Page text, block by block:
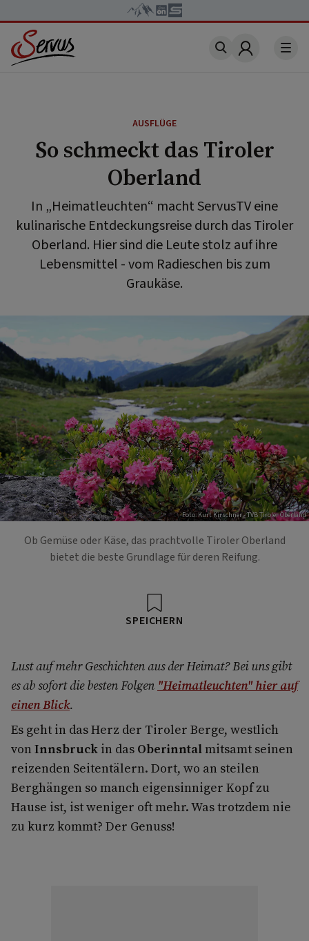
Account
AUSFLÜGE
So schmeckt das Tiroler
Oberland
In „Heimatleuchten“ macht ServusTV eine
kulinarische Entdeckungsreise durch das Tiroler
Oberland. Hier sind die Leute stolz auf ihre
Lebensmittel - vom Radieschen bis zum
Graukäse.
Foto: Kurt Kirschner - TVB Tiroler Oberland
Ob Gemüse oder Käse, das prachtvolle Tiroler Oberland
bietet die beste Grundlage für deren Reifung.
SPEICHERN
Lust auf mehr Geschichten aus der Heimat? Bei uns gibt
es ab sofort die besten Folgen "Heimatleuchten"hier auf
einen Blick.
Es geht in das Herz der Tiroler Berge, westlich
von Innsbruck in das Oberinntalmitsamt seinen
reizenden Seitentälern. Dort, wo an steilen
Berghängen so manch eigensinniger Kopf zu
Hause ist, ist weniger oft mehr. Was trotzdem nie
zu kurz kommt? Der Genuss!